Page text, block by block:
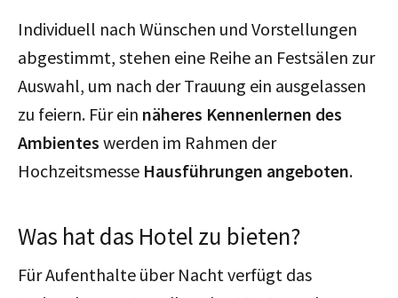
Individuell nach Wünschen und Vorstellungen
abgestimmt, stehen eine Reihe an Festsälen zur
Auswahl, um nach der Trauung ein ausgelassen
zu feiern. Für ein näheres Kennenlernen des
Ambientes werden im Rahmen der
Hochzeitsmesse Hausführungen angeboten.
Was hat das Hotel zu bieten?
Für Aufenthalte über Nacht verfügt das